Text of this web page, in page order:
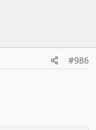
#986